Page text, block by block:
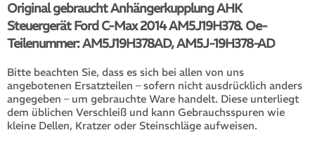
Original gebraucht Anhängerkupplung AHK
Steuergerät Ford C-Max 2014 AM5J19H378. Oe-
Teilenummer: AM5J19H378AD, AM5J-19H378-AD
Bitte beachten Sie, dass es sich bei allen von uns
angebotenen Ersatzteilen – sofern nicht ausdrücklich anders
angegeben – um gebrauchte Ware handelt. Diese unterliegt
dem üblichen Verschleiß und kann Gebrauchsspuren wie
kleine Dellen, Kratzer oder Steinschläge aufweisen.